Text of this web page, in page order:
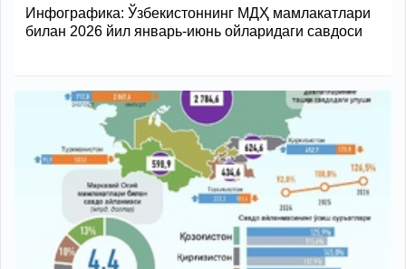
Инфографика: Ўзбекистоннинг МДҲ мамлакатлари
билан 2026 йил январь-июнь ойларидаги савдоси